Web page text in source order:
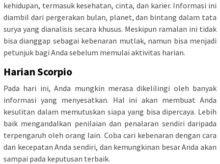
kehidupan, termasuk kesehatan, cinta, dan karier. Informasi ini
diambil dari pergerakan bulan, planet, dan bintang dalam tata
surya yang dianalisis secara khusus. Meskipun ramalan ini tidak
bisa dianggap sebagai kebenaran mutlak, namun bisa menjadi
petunjuk bagi Anda sebelum memulai aktivitas harian.
Harian Scorpio
Pada hari ini, Anda mungkin merasa dikelilingi oleh banyak
informasi yang menyesatkan. Hal ini akan membuat Anda
kesulitan dalam memutuskan siapa yang bisa dipercaya. Lebih
baik mengandalkan penilaian dan penalaran sendiri daripada
terpengaruh oleh orang lain. Coba cari kebenaran dengan cara
dan kecepatan Anda sendiri, dan kemungkinan besar Anda akan
sampai pada keputusan terbaik.